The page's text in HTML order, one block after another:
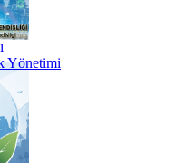
Yönetimi